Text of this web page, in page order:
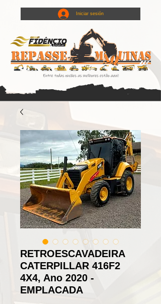
Iniciar sesión
RETROESCAVADEIRA
CATERPILLAR 416F2
4X4, Ano 2020 -
EMPLACADA